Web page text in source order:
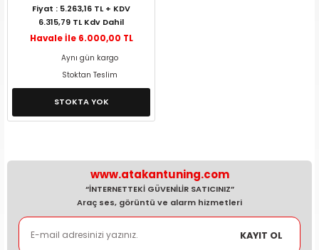
Fiyat : 5.263,16 TL + KDV
6.315,79 TL Kdv Dahil
Havale İle 6.000,00 TL
Aynı gün kargo
Stoktan Teslim
STOKTA YOK
www.atakantuning.com
“İNTERNETTEKİ GÜVENİLİR SATICINIZ”
Araç ses, görüntü ve alarm hizmetleri
KAYIT OL